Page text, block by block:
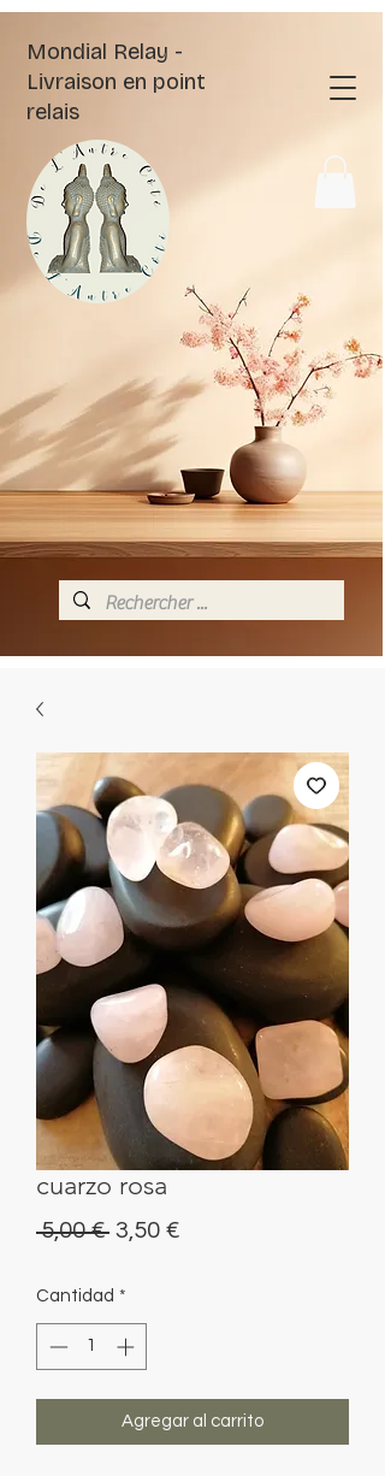
Mondial Relay -
Livraison en point
relais
cuarzo rosa
5,00 € Precio
3,50 €Precio
Cantidad *
Agregar al carrito